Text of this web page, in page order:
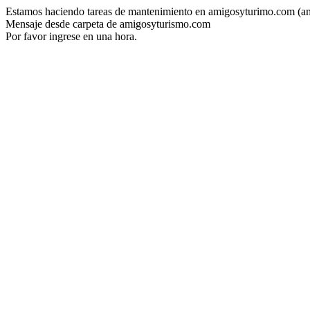
Estamos haciendo tareas de mantenimiento en amigosyturimo.com
Mensaje desde carpeta de amigosyturismo.com
Por favor ingrese en una hora.